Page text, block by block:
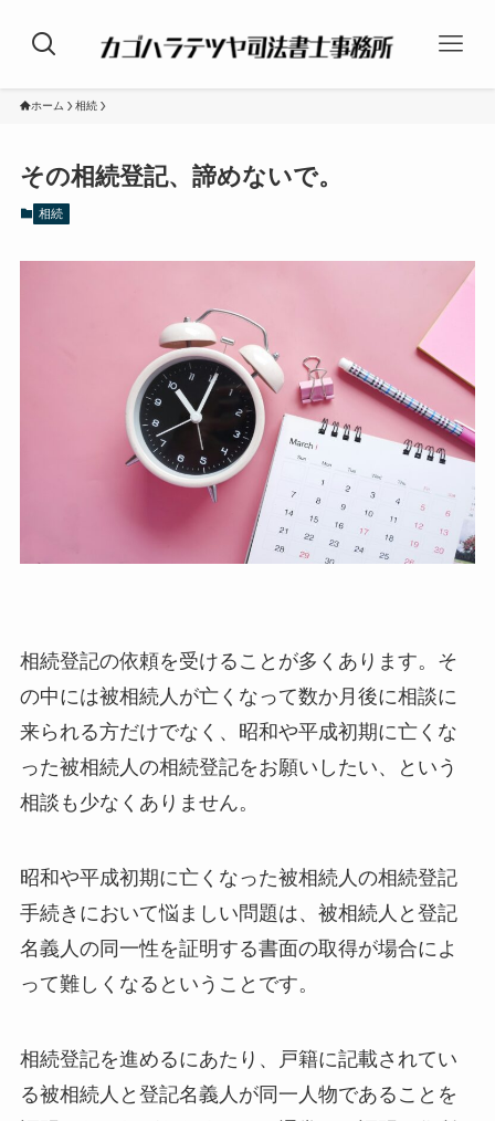
ホーム 相続
その相続登記、諦めないで。
相続
相続登記の依頼を受けることが多くあります。そ
の中には被相続人が亡くなって数か月後に相談に
来られる方だけでなく、昭和や平成初期に亡くな
った被相続人の相続登記をお願いしたい、という
相談も少なくありません。
昭和や平成初期に亡くなった被相続人の相続登記
手続きにおいて悩ましい問題は、被相続人と登記
名義人の同一性を証明する書面の取得が場合によ
って難しくなるということです。
相続登記を進めるにあたり、戸籍に記載されてい
る被相続人と登記名義人が同一人物であることを